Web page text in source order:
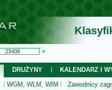
DRUŻYNY
KALENDARZ I
WGM, WLM, WIM Zawodnicy